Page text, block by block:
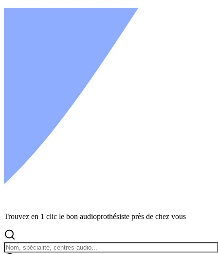
Trouvez en 1 clic le bon audioprothésiste près de chez vous